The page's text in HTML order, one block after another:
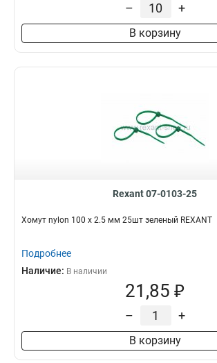
– +
В корзину
Rexant 07-0103-25
Хомут nylon 100 х 2.5 мм 25шт зеленый REXANT
Подробнее
Наличие: В наличии
21,85 ₽
– +
В корзину